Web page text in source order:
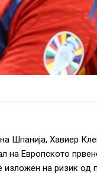
Шпанија, Хавиер
на Европското
изложен на ризик од